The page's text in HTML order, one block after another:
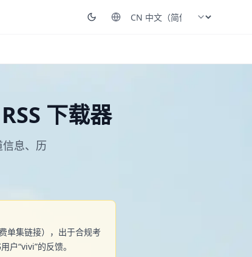
下载器
息、历
单集链接），出于合规考
“vivi”的反馈。